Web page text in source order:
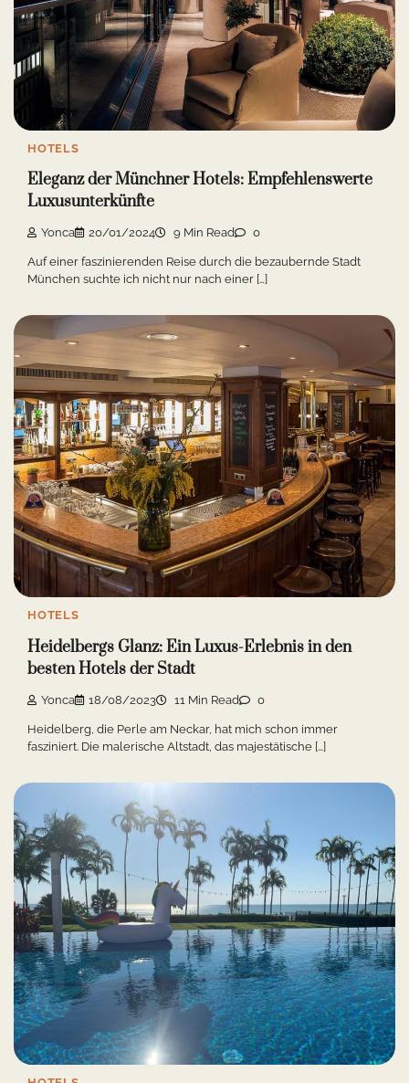
HOTELS
Eleganz der Münchner Hotels: Empfehlenswerte
Luxusunterkünfte
Yonca 20/01/2024 9 Min Read 0
Auf einer faszinierenden Reise durch die bezaubernde Stadt
München suchte ich nicht nur nach einer […]
HOTELS
Heidelbergs Glanz: Ein Luxus-Erlebnis in den
besten Hotels der Stadt
Yonca 18/08/2023 11 Min Read 0
Heidelberg, die Perle am Neckar, hat mich schon immer
fasziniert. Die malerische Altstadt, das majestätische […]